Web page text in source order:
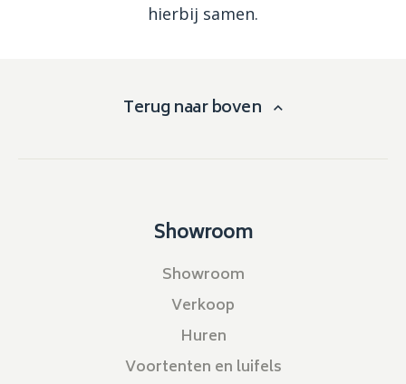
hierbij samen.
Terug naar boven
Showroom
Showroom
Verkoop
Huren
Voortenten en luifels